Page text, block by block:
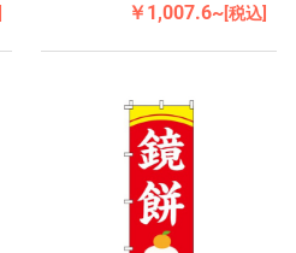
￥1,007.6~[税込]